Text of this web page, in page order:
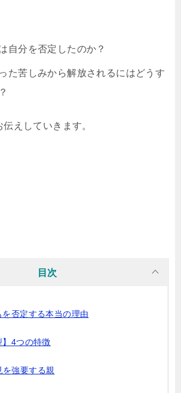
自分を否定したのか？
た苦しみから解放されるにはどうす
えしていきます。
目次
否定する本当の理由
4つの特徴
を強要する親